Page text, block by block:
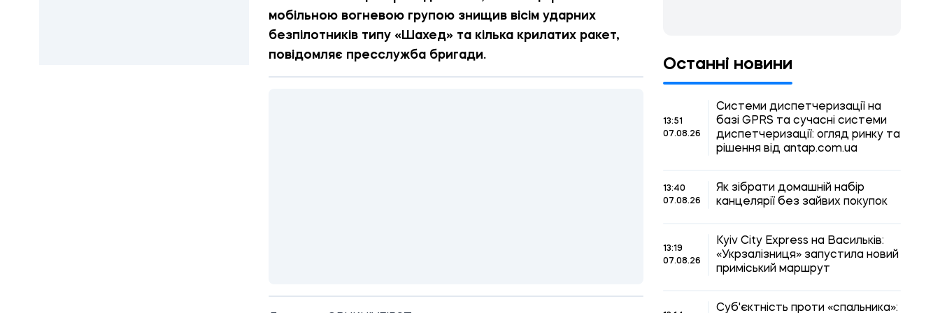
мобільною вогневою групою знищив вісім ударних
безпілотників типу «Шахед» та кілька крилатих ракет,
повідомляє пресслужба бригади.
Останні новини
13:51
07.08.26
Системи диспетчеризації на
базі GPRS та сучасні системи
диспетчеризації: огляд ринку та
рішення від antap.com.ua
13:40
07.08.26
Як зібрати домашній набір
канцелярії без зайвих покупок
13:19
07.08.26
Kyiv City Express на Васильків:
«Укрзалізниця» запустила новий
приміський маршрут
Суб'єктність проти «спальника»: